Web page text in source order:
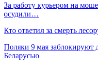
За работу курьером на
осудили…
Кто ответил за смерть
Поляки 9 мая заблокируют
Беларусью